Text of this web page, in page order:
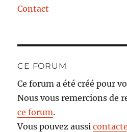
Contact
CE FORUM
Ce forum a été créé pour
Nous vous remercions de
ce forum.
Vous pouvez aussi